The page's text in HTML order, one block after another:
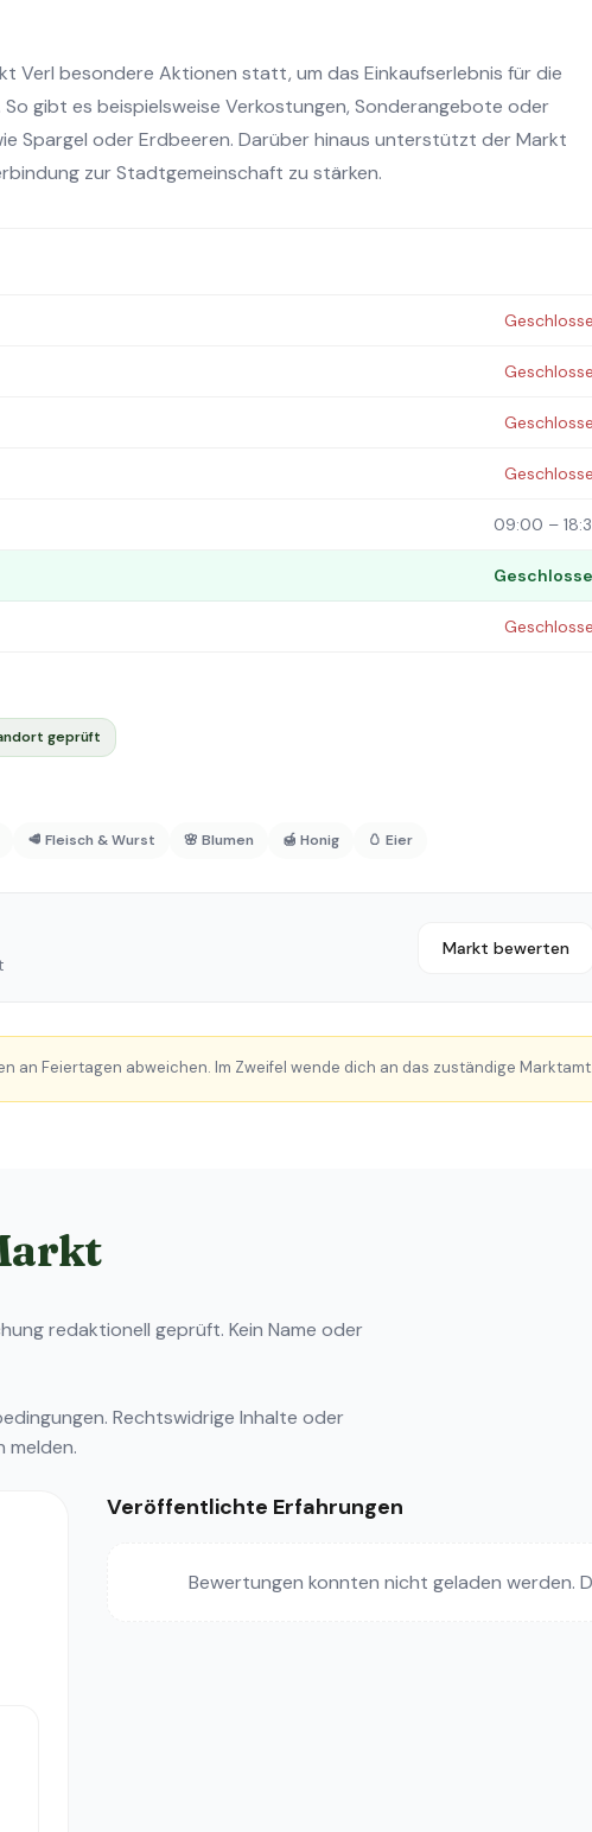
Verl besondere Aktionen statt, um das Einkaufserlebnis für die
gibt es beispielsweise Verkostungen, Sonderangebote oder
Spargel oder Erdbeeren. Darüber hinaus unterstützt der Markt
zur Stadtgemeinschaft zu stärken.
09:00 –
geprüft
🥩 Fleisch & Wurst 🌸 Blumen 🍯 Honig 🥚 Eier
Markt bewerten
an Feiertagen abweichen. Im Zweifel wende dich an das zuständige Marktamt.
redaktionell geprüft. Kein Name oder
. Rechtswidrige Inhalte oder
melden.
Veröffentlichte Erfahrungen
Bewertungen konnten nicht geladen werden.